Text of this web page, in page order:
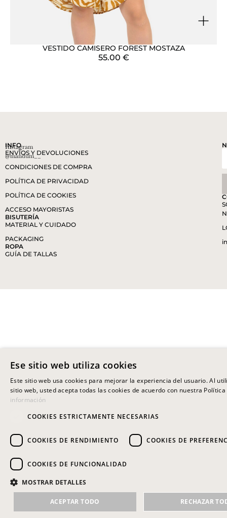
+
VESTIDO CAMISERO FOREST MOSTAZA
55.00 €
Instagram
@mandum__
INFO
ENVÍOS Y DEVOLUCIONES
CONDICIONES DE COMPRA
POLÍTICA DE PRIVACIDAD
POLÍTICA DE COOKIES
ACCESO MAYORISTAS
BISUTERÍA
MATERIAL Y CUIDADO
PACKAGING
ROPA
GUÍA DE TALLAS
Ese sitio web utiliza cookies
Este sitio web usa cookies para mejorar la experiencia del usuario. Al
sitio web, usted acepta todas las cookies de acuerdo con nuestra Política
información
COOKIES ESTRICTAMENTE NECESARIAS
COOKIES DE RENDIMIENTO COOKIES DE
COOKIES DE FUNCIONALIDAD
MOSTRAR DETALLES
ACEPTAR TODO RECHAZAR